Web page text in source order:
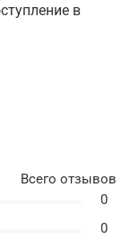
в
Всего отзывов
0
0